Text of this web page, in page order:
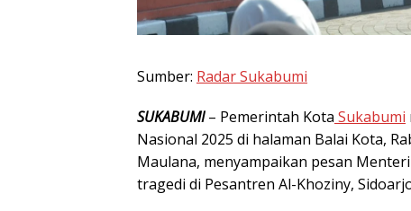
Sumber: Radar Sukabumi
SUKABUMI – Pemerintah Kota Sukabumi
Nasional 2025 di halaman Balai Kota,
Maulana, menyampaikan pesan
tragedi di Pesantren Al-Khoziny,